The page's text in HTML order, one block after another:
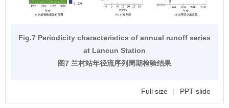
Fig.7 Periodicity characteristics of annual runoff series
at Lancun Station
图7 兰村站年径流序列周期检验结果
Full size | PPT slide